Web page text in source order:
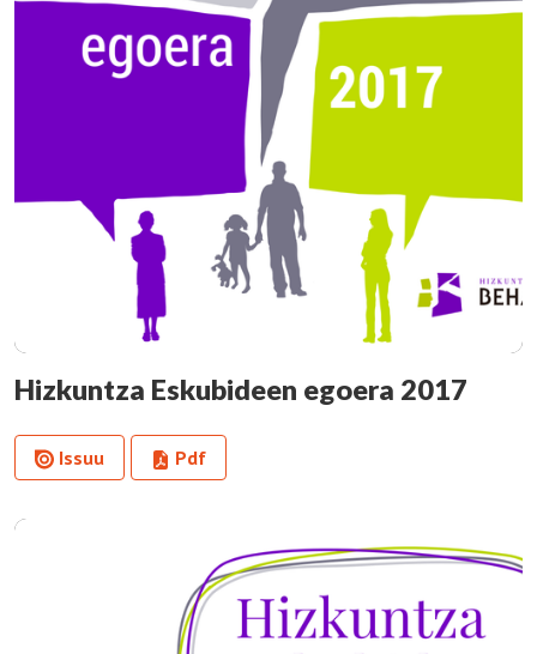
Hizkuntza Eskubideen egoera 2017
Issuu Pdf